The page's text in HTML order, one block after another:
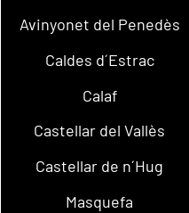
Avinyonet del Penedès
Caldes d´Estrac
Calaf
Castellar del Vallès
Castellar de n´Hug
Masquefa